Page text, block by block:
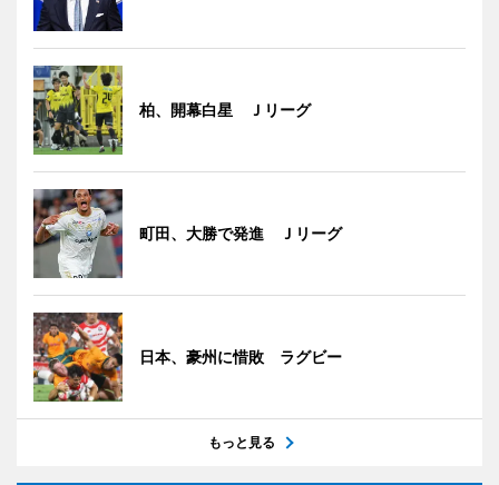
柏、開幕白星 Ｊリーグ
町田、大勝で発進 Ｊリーグ
日本、豪州に惜敗 ラグビー
もっと見る